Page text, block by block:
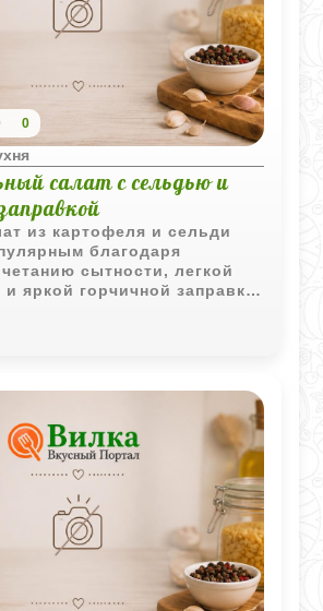
0
салат с сельдью и
из картофеля и сельди
благодаря
сытности, легкой
и яркой горчичной заправки.
для повседневного